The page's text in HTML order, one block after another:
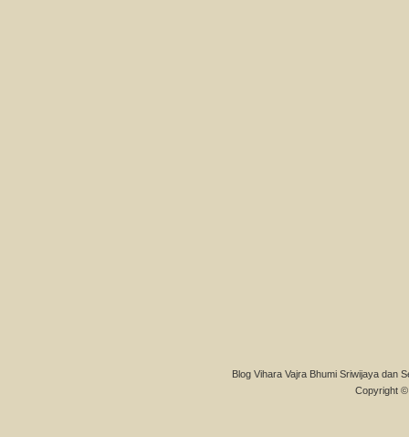
Blog Vihara Vajra Bhumi Sriwijaya dan
Copyright ©